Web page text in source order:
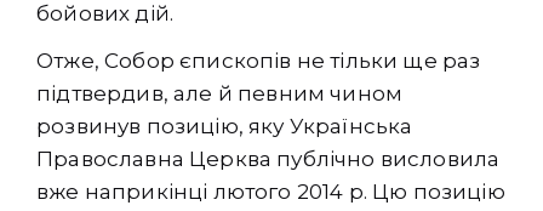
бойових дій.
Отже, Собор єпископів не тільки ще раз
підтвердив, але й певним чином
розвинув позицію, яку Українська
Православна Церква публічно висловила
вже наприкінці лютого 2014 р. Цю позицію